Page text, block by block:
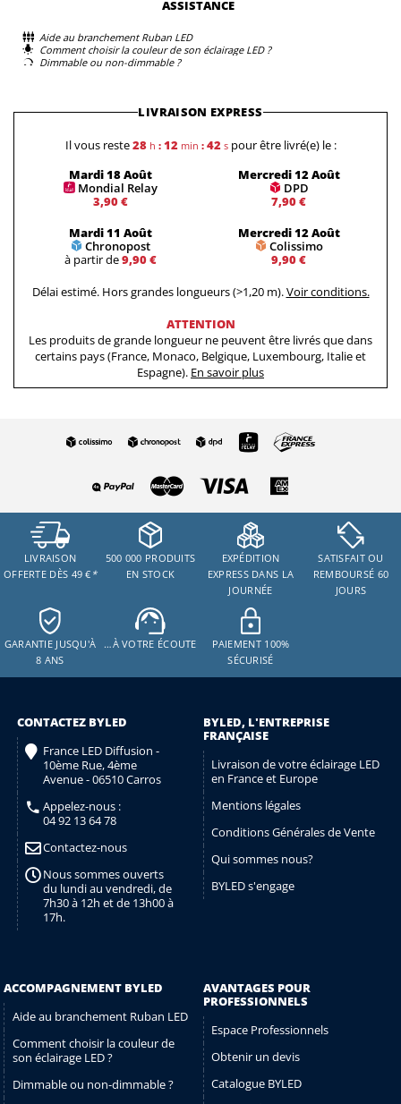
Chronopost, il est possible de recevoir votre commande en
lendemain. Ce service vous garantit une livraison rapide et
fiable pour que vous puissiez profiter de vos rubans LED
ASSISTANCE
Aide au branchement Ruban LED
Comment choisir la couleur de son éclairage LED ?
Dimmable ou non-dimmable ?
LIVRAISON EXPRESS
Il vous reste28h : 12min : 41s pour être livré(e) le :
Mardi 18 Août
Mondial Relay
3,90 €
Mercredi 12 Août
DPD
7,90 €
Mardi 11 Août
Chronopost
à partir de9,90 €
Mercredi 12 Août
Colissimo
9,90 €
Délai estimé. Hors grandes longueurs (>1,20 m).Voir conditions.
ATTENTION
Les produits de grande longueur ne peuvent être livrés que dans
certains pays (France, Monaco, Belgique, Luxembourg, Italie et
Espagne). En savoir plus
LIVRAISON
OFFERTE DÈS 49 € *
500 000 PRODUITS
EN STOCK
EXPÉDITION
EXPRESS DANS LA
JOURNÉE
SATISFAIT OU
REMBOURSÉ 60
JOURS
GARANTIE JUSQU'À
8 ANS
…À VOTRE ÉCOUTE
PAIEMENT 100%
SÉCURISÉ
CONTACTEZ BYLED
France LED Diffusion -
10ème Rue, 4ème
Avenue - 06510 Carros
Appelez-nous :
04 92 13 64 78
Contactez-nous
Nous sommes ouverts
du lundi au vendredi, de
7h30 à 12h et de 13h00 à
17h.
BYLED, L'ENTREPRISE
FRANÇAISE
Livraison de votre éclairage LED
en France et Europe
Mentions légales
Conditions Générales de Vente
Qui sommes nous?
BYLED s'engage
ACCOMPAGNEMENT BYLED
Aide au branchement Ruban LED
Comment choisir la couleur de
son éclairage LED ?
Dimmable ou non-dimmable ?
AVANTAGES POUR
PROFESSIONNELS
Espace Professionnels
Obtenir un devis
Catalogue BYLED